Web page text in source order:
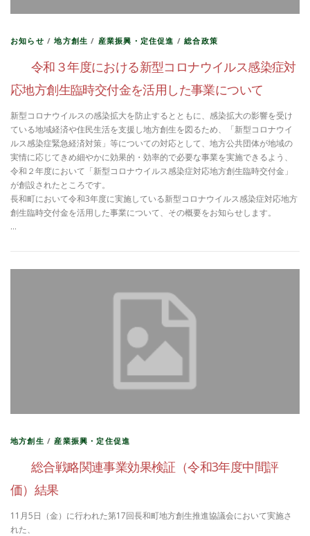
お知らせ /地方創生 / 産業振興・定住促進 /総合政策
令和３年度における新型コロナウイルス感染症対
応地方創生臨時交付金を活用した事業について
新型コロナウイルスの感染拡大を防止するとともに、感染拡大の影響を受け
ている地域経済や住民生活を支援し地方創生を図るため、「新型コロナウイ
ルス感染症緊急経済対策」等についての対応として、地方公共団体が地域の
実情に応じてきめ細やかに効果的・効率的で必要な事業を実施できるよう、
令和２年度において「新型コロナウイルス感染症対応地方創生臨時交付金」
が創設されたところです。
長和町において令和3年度に実施している新型コロナウイルス感染症対応地方
創生臨時交付金を活用した事業について、その概要をお知らせします。
…
地方創生 / 産業振興・定住促進
総合戦略関連事業効果検証（令和3年度中間評
価）結果
11月5日（金）に行われた第17回長和町地方創生推進協議会において実施さ
れた、